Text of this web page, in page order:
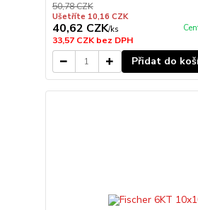
50,78 CZK
Ušetříte 10,16 CZK
40,62 CZK/ks
33,57 CZKbez DPH
Přidat do